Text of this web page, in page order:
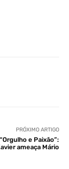
PRÓXIMO ARTIGO
e Paixão”:
ameaça Mário